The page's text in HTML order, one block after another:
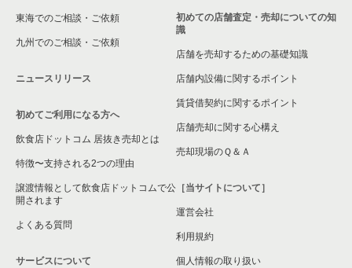
東海でのご相談・ご依頼
九州でのご相談・ご依頼
ニュースリリース
初めてご利用になる方へ
飲食店ドットコム 居抜き売却とは
特徴〜支持される2つの理由
譲渡情報として飲食店ドットコムで公
開されます
よくある質問
サービスについて
初めての店舗査定・売却についての知
識
店舗を売却するための基礎知識
店舗内設備に関するポイント
賃貸借契約に関するポイント
店舗売却に関する心構え
売却現場のＱ＆Ａ
［当サイトについて］
運営会社
利用規約
個人情報の取り扱い